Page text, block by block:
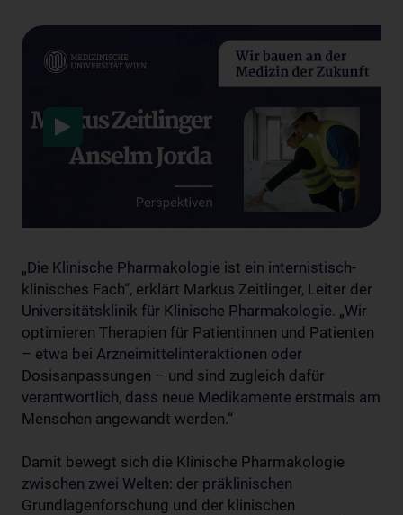
„Die Klinische Pharmakologie ist ein internistisch-
klinisches Fach“, erklärt Markus Zeitlinger, Leiter der
Universitätsklinik für Klinische Pharmakologie. „Wir
optimieren Therapien für Patientinnen und Patienten
– etwa bei Arzneimittelinteraktionen oder
Dosisanpassungen – und sind zugleich dafür
verantwortlich, dass neue Medikamente erstmals am
Menschen angewandt werden.“
Damit bewegt sich die Klinische Pharmakologie
zwischen zwei Welten: der präklinischen
Grundlagenforschung und der klinischen